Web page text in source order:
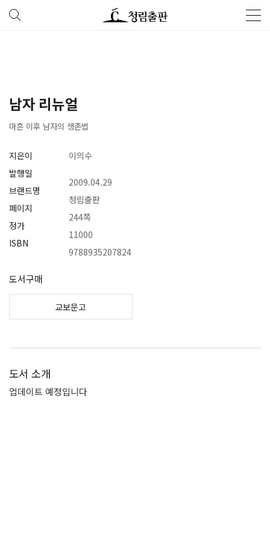
남자 리뉴얼
마흔 이후 남자의 생존법
지은이
발행일
브랜드명
페이지
정가
ISBN
이의수
2009.04.29
청림출판
244쪽
11000
9788935207824
도서구매
교보문고
도서 소개
업데이트 예정입니다